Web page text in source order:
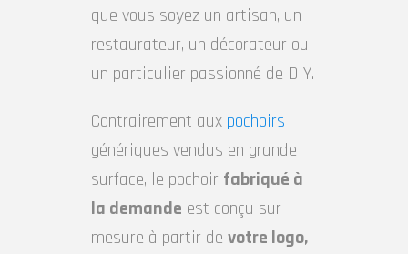
que vous soyez un artisan, un
restaurateur, un décorateur ou
un particulier passionné de DIY.
Contrairement aux pochoirs
génériques vendus en grande
surface, le pochoir fabriqué à
la demande est conçu sur
mesure à partir de votre logo,